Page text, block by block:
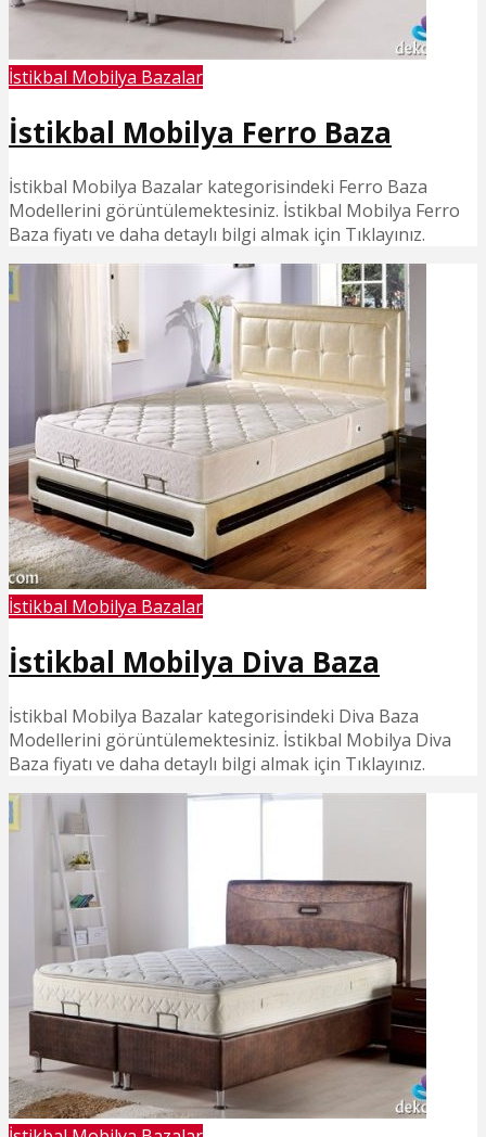
İstikbal Mobilya Bazalar
İstikbal Mobilya Ferro Baza
İstikbal Mobilya Bazalar kategorisindeki Ferro Baza
Modellerini görüntülemektesiniz. İstikbal Mobilya Ferro
Baza fiyatı ve daha detaylı bilgi almak için Tıklayınız.
İstikbal Mobilya Bazalar
İstikbal Mobilya Diva Baza
İstikbal Mobilya Bazalar kategorisindeki Diva Baza
Modellerini görüntülemektesiniz. İstikbal Mobilya Diva
Baza fiyatı ve daha detaylı bilgi almak için Tıklayınız.